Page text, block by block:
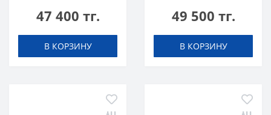
47 400 тг.
В КОРЗИНУ
Мороженое
49 500 тг.
В КОРЗИНУ